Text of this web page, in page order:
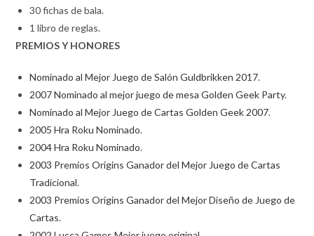
30 fichas de bala.
1 libro de reglas.
PREMIOS Y HONORES
Nominado al Mejor Juego de Salón Guldbrikken 2017.
2007 Nominado al mejor juego de mesa Golden Geek Party.
Nominado al Mejor Juego de Cartas Golden Geek 2007.
2005 Hra Roku Nominado.
2004 Hra Roku Nominado.
2003 Premios Origins Ganador del Mejor Juego de Cartas
Tradicional.
2003 Premios Origins Ganador del Mejor Diseño de Juego de
Cartas.